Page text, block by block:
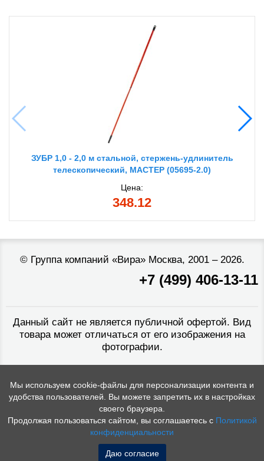
ЗУБР 1,0 - 2,0 м стальной, стержень-удлинитель
телескопический, МАСТЕР (05695-2.0)
Цена:
348.12
© Группа компаний «Вира»Москва, 2001 – 2026.
+7 (499) 406-13-11
Данный сайт не является публичной офертой. Вид
товара может отличаться от его изображения на
фотографии.
Мы используем cookie-файлы для персонализации контента и
удобства пользователей. Вы можете запретить их в настройках
своего браузера.
Продолжая пользоваться сайтом, вы соглашаетесь с Политикой
конфиденциальности
Даю согласие